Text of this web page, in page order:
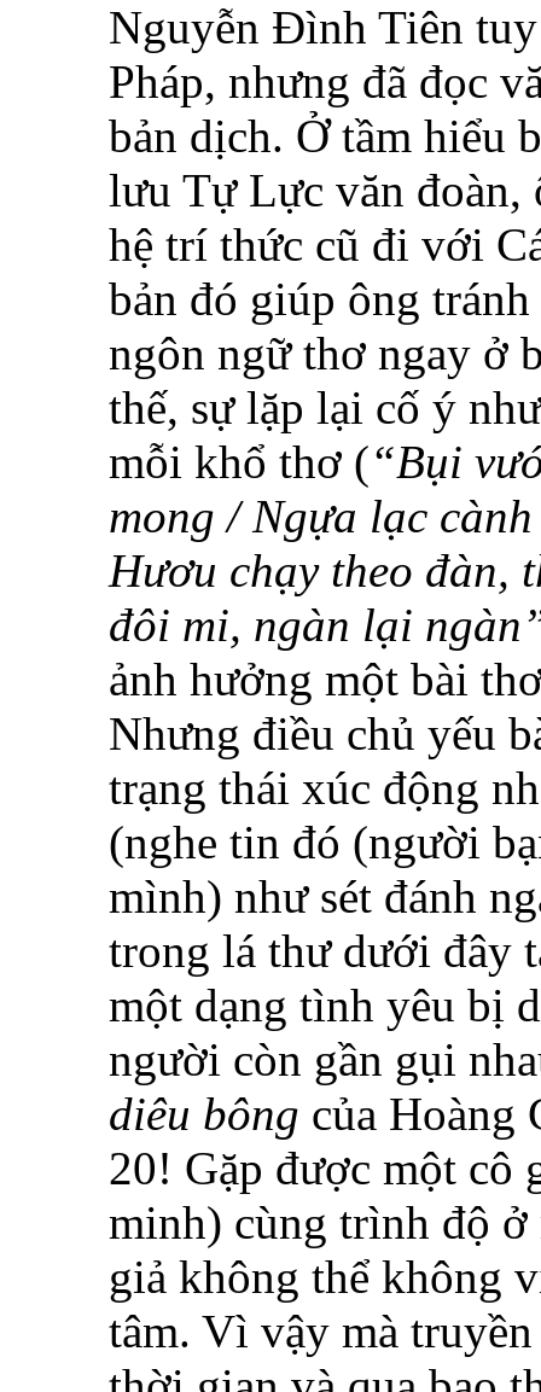
Nguyễn Đình Tiên
Pháp, nhưng đã đọc
bản dịch. Ở tầm hiểu
lưu Tự Lực văn đoàn,
hệ trí thức cũ đi với
bản đó giúp ông
ngôn ngữ thơ ngay ở
thế, sự lặp lại cố ý
mỗi khổ thơ (“Bụi
mong / Ngựa lạc
Hươu chạy theo đàn,
đôi mi, ngàn lại
ảnh hưởng một bài
Nhưng điều chủ yếu
trạng thái xúc động
(nghe tin đó (người
mình) như sét đánh
trong lá thư dưới đây
một dạng tình yêu bị
người còn gần gụi
diêu bông của Hoàng
20! Gặp được một cô
minh) cùng trình độ ở
giả không thể không
tâm. Vì vậy mà